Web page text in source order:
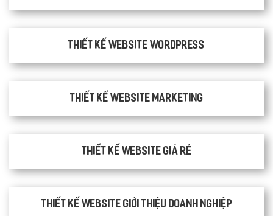
Thiết kế website WordPress
Thiết kế Website Marketing
Thiết kế website giá rẻ
Thiết kế website giới thiệu doanh nghiệp